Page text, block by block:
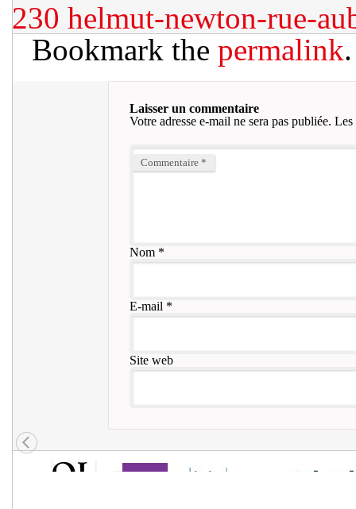
230 helmut-newton-rue-
Bookmark the permalink.
Laisser un commentaire
Votre adresse e-mail ne sera pas publiée. Les
Commentaire *
Nom*
E-mail *
Site web